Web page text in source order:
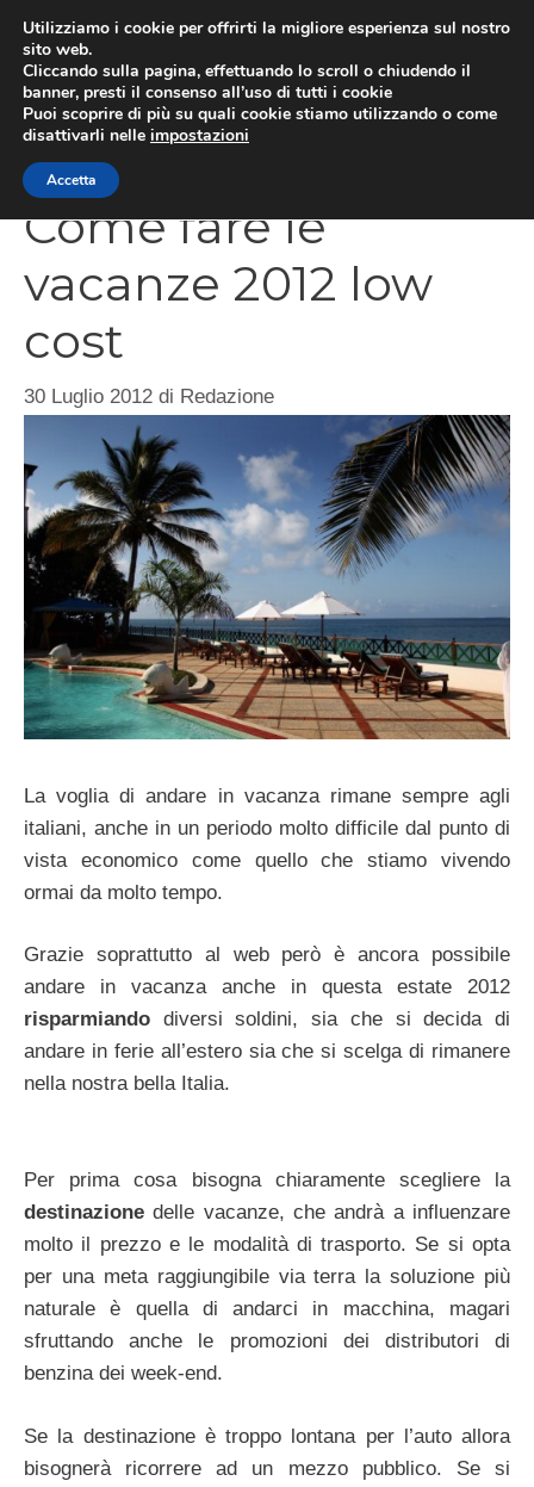
contenuto
Come fare le
vacanze 2012 low
cost
30 Luglio 2012 di Redazione
La voglia di andare in vacanza rimane sempre agli
italiani, anche in un periodo molto difficile dal punto di
vista economico come quello che stiamo vivendo
ormai da molto tempo.
Grazie soprattutto al web però è ancora possibile
andare in vacanza anche in questa estate 2012
risparmiando diversi soldini, sia che si decida di
andare in ferie all’estero sia che si scelga di rimanere
nella nostra bella Italia.
Per prima cosa bisogna chiaramente scegliere la
destinazione delle vacanze, che andrà a influenzare
molto il prezzo e le modalità di trasporto. Se si opta
per una meta raggiungibile via terra la soluzione più
naturale è quella di andarci in macchina, magari
sfruttando anche le promozioni dei distributori di
benzina dei week-end.
Se la destinazione è troppo lontana per l’auto allora
bisognerà ricorrere ad un mezzo pubblico. Se si
Utilizziamo i cookie per offrirti la migliore esperienza sul nostro
sito web.
Cliccando sulla pagina, effettuando lo scroll o chiudendo il
banner, presti il consenso all’uso di tutti i cookie
Puoi scoprire di più su quali cookie stiamo utilizzando o come
disattivarli nelle impostazioni
Accetta